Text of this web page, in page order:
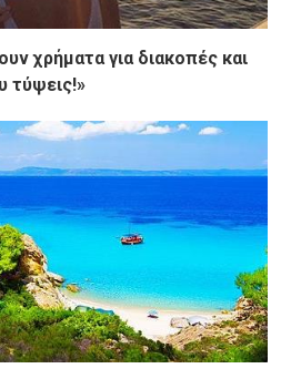
χρήματα για διακοπές και
τύψεις!»